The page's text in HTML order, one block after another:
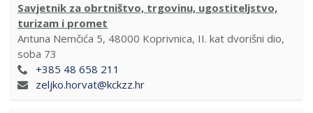
Savjetnik za obrtništvo, trgovinu, ugostiteljstvo,
turizam i promet
Antuna Nemčića 5, 48000 Koprivnica, II. kat dvorišni dio,
soba 73
+385 48 658 211
zeljko.horvat@kckzz.hr